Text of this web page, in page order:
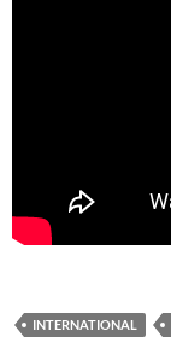
INTERNATIONAL